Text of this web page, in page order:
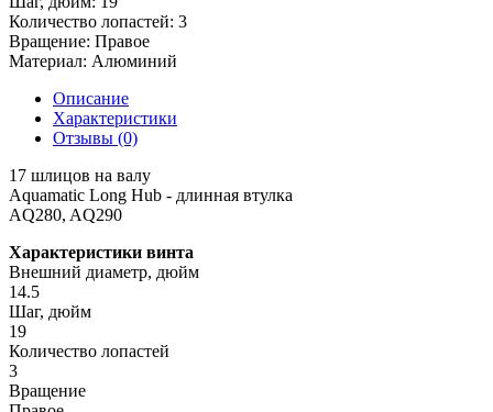
Количество лопастей: 3
Вращение: Правое
Материал: Алюминий
Описание
Характеристики
Отзывы (0)
17 шлицов на валу
Aquamatic Long Hub - длинная втулка
AQ280, AQ290
Характеристики винта
Внешний диаметр, дюйм
14.5
Шаг, дюйм
19
Количество лопастей
3
Вращение